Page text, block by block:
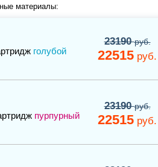
материалы:
голубой
23190руб.
22515 руб.
пурпурный
23190руб.
22515 руб.